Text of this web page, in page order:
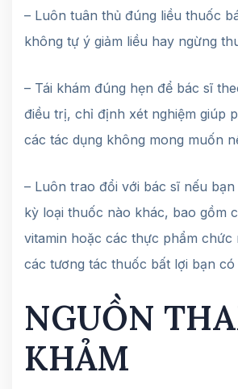
– Luôn tuân thủ đúng liều thuốc
không tự ý giảm liều hay ngừng
– Tái khám đúng hẹn để bác sĩ
điều trị, chỉ định xét nghiệm giúp
các tác dụng không mong muốn
– Luôn trao đổi với bác sĩ nếu
kỳ loại thuốc nào khác, bao gồm
vitamin hoặc các thực phẩm chức
các tương tác thuốc bất lợi bạn có
NGUỒN
KHẢM